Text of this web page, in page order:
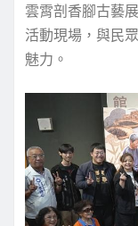
雲霄剖香腳古藝
活動現場，與民
魅力。